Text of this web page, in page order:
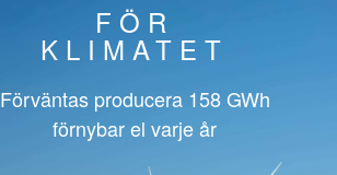
FÖR
KLIMATET
Förväntas producera158 GWh
förnybar el varje år